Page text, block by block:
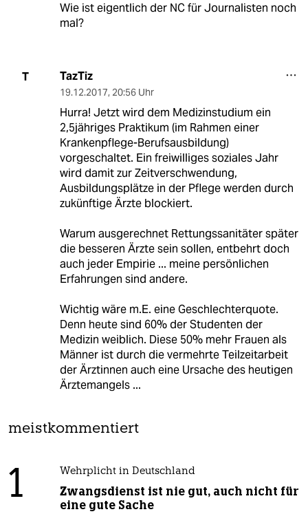
Wie ist eigentlich der NC für Journalisten noch
mal?
T TazTiz
19.12.2017, 20:56 Uhr
Hurra! Jetzt wird dem Medizinstudium ein
2,5jähriges Praktikum (im Rahmen einer
Krankenpflege-Berufsausbildung)
vorgeschaltet. Ein freiwilliges soziales Jahr
wird damit zur Zeitverschwendung,
Ausbildungsplätze in der Pflege werden durch
zukünftige Ärzte blockiert.
Warum ausgerechnet Rettungssanitäter später
die besseren Ärzte sein sollen, entbehrt doch
auch jeder Empirie ... meine persönlichen
Erfahrungen sind andere.
Wichtig wäre m.E. eine Geschlechterquote.
Denn heute sind 60% der Studenten der
Medizin weiblich. Diese 50% mehr Frauen als
Männer ist durch die vermehrte Teilzeitarbeit
der Ärztinnen auch eine Ursache des heutigen
Ärztemangels ...
meistkommentiert
1 Wehrplicht in Deutschland
Zwangsdienst ist nie gut, auch nicht für
eine gute Sache